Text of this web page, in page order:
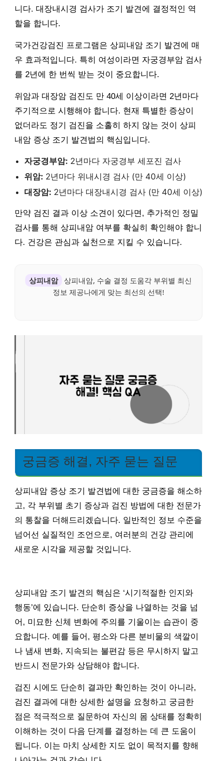
니다. 대장내시경 검사가 조기 발견에 결정적인 역
할을 합니다.
국가건강검진 프로그램은 상피내암 조기 발견에 매
우 효과적입니다. 특히 여성이라면 자궁경부암 검사
를 2년에 한 번씩 받는 것이 중요합니다.
위암과 대장암 검진도 만 40세 이상이라면 2년마다
주기적으로 시행해야 합니다. 현재 특별한 증상이
없더라도 정기 검진을 소홀히 하지 않는 것이 상피
내암 증상 조기 발견법의 핵심입니다.
자궁경부암: 2년마다 자궁경부 세포진 검사
위암: 2년마다 위내시경 검사 (만 40세 이상)
대장암: 2년마다 대장내시경 검사 (만 40세 이상)
만약 검진 결과 이상 소견이 있다면, 추가적인 정밀
검사를 통해 상피내암 여부를 확실히 확인해야 합니
다. 건강은 관심과 실천으로 지킬 수 있습니다.
상피내암 상피내암, 수술 결정 도움각 부위별 최신
정보 제공나에게 맞는 최선의 선택!
궁금증 해결, 자주 묻는 질문
상피내암 증상 조기 발견법에 대한 궁금증을 해소하
고, 각 부위별 초기 증상과 검진 방법에 대한 전문가
의 통찰을 더해드리겠습니다. 일반적인 정보 수준을
넘어선 실질적인 조언으로, 여러분의 건강 관리에
새로운 시각을 제공할 것입니다.
상피내암 조기 발견의 핵심은 ‘시기적절한 인지와
행동’에 있습니다. 단순히 증상을 나열하는 것을 넘
어, 미묘한 신체 변화에 주의를 기울이는 습관이 중
요합니다. 예를 들어, 평소와 다른 분비물의 색깔이
나 냄새 변화, 지속되는 불편감 등은 무시하지 말고
반드시 전문가와 상담해야 합니다.
검진 시에도 단순히 결과만 확인하는 것이 아니라,
검진 결과에 대한 상세한 설명을 요청하고 궁금한
점은 적극적으로 질문하여 자신의 몸 상태를 정확히
이해하는 것이 다음 단계를 결정하는 데 큰 도움이
됩니다. 이는 마치 상세한 지도 없이 목적지를 향해